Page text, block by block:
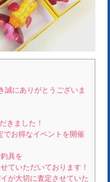
誠にありがとうございま
きました！
お得なイベントを開催
具を
ていただいております！
が大切に査定させていた